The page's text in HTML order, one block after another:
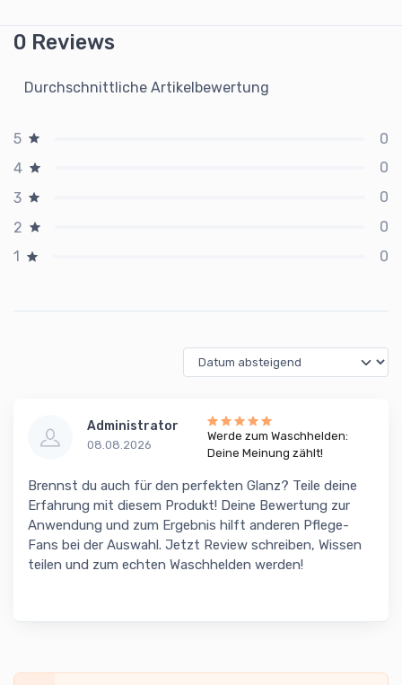
0 Reviews
Durchschnittliche Artikelbewertung
5
0
4
0
3
0
2
0
1
0
Administrator
08.08.2026
Werde zum Waschhelden:
Deine Meinung zählt!
Brennst du auch für den perfekten Glanz? Teile deine
Erfahrung mit diesem Produkt! Deine Bewertung zur
Anwendung und zum Ergebnis hilft anderen Pflege-
Fans bei der Auswahl. Jetzt Review schreiben, Wissen
teilen und zum echten Waschhelden werden!